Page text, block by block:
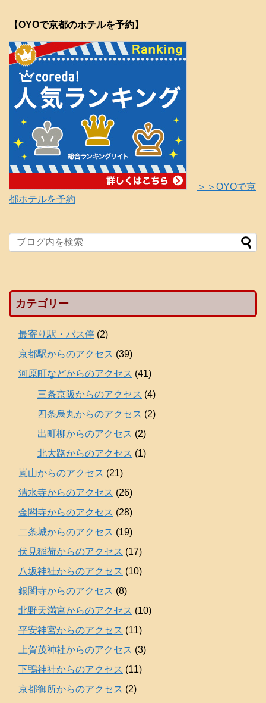
【OYOで京都のホテルを予約】
＞＞OYOで京
都ホテルを予約
カテゴリー
最寄り駅・バス停 (2)
京都駅からのアクセス (39)
河原町などからのアクセス (41)
三条京阪からのアクセス (4)
四条烏丸からのアクセス (2)
出町柳からのアクセス (2)
北大路からのアクセス (1)
嵐山からのアクセス (21)
清水寺からのアクセス (26)
金閣寺からのアクセス (28)
二条城からのアクセス (19)
伏見稲荷からのアクセス (17)
八坂神社からのアクセス (10)
銀閣寺からのアクセス (8)
北野天満宮からのアクセス (10)
平安神宮からのアクセス (11)
上賀茂神社からのアクセス (3)
下鴨神社からのアクセス (11)
京都御所からのアクセス (2)